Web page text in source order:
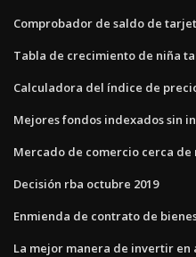
Comprobador de saldo de
Tabla de crecimiento de niña
Calculadora del índice de
Mejores fondos indexados sin
Mercado de comercio cerca de
Decisión rba octubre 2019
Enmienda de contrato de
La mejor manera de invertir en